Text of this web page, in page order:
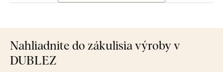
Nahliadnite do zákulisia výroby v
DUBLEZ